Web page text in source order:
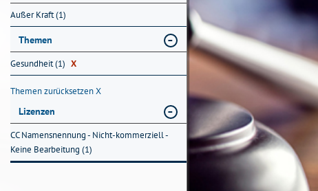
Außer Kraft (1)
Themen
Gesundheit (1) X
Themen zurücksetzenX
Lizenzen
CC Namensnennung - Nicht-kommerziell -
Keine Bearbeitung (1)